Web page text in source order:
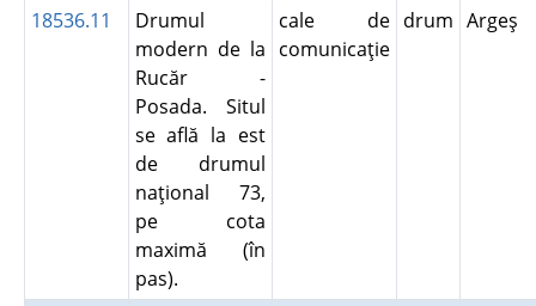
18536.11
Drumul
modern de la
Rucăr -
Posada. Situl
se află la est
de drumul
naţional 73,
pe cota
maximă (în
pas).
cale de
comunicaţie
drum Argeş